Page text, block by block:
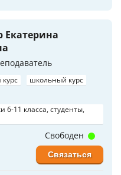
Екатерина
курс
школьный курс
6-11 класса, студенты,
Свободен
Связаться